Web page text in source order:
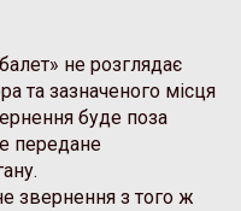
не розглядає
та зазначеного місця
буде поза
передане
звернення з того ж